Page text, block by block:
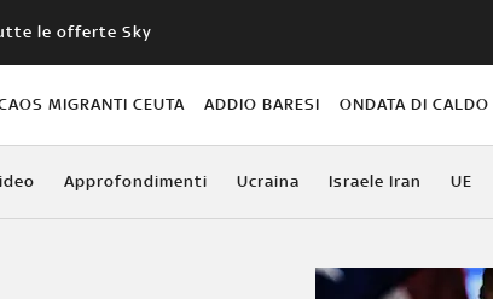
le offerte Sky
MIGRANTI CEUTA ADDIO BARESI ONDATA DI CALDO
Approfondimenti Ucraina Israele Iran UE